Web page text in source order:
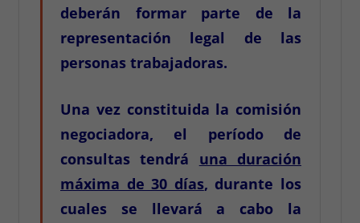
deberán formar parte de la
representación legal de las
personas trabajadoras.
Una vez constituida la comisión
negociadora, el período de
consultas tendrá una duración
máxima de 30 días, durante los
cuales se llevará a cabo la